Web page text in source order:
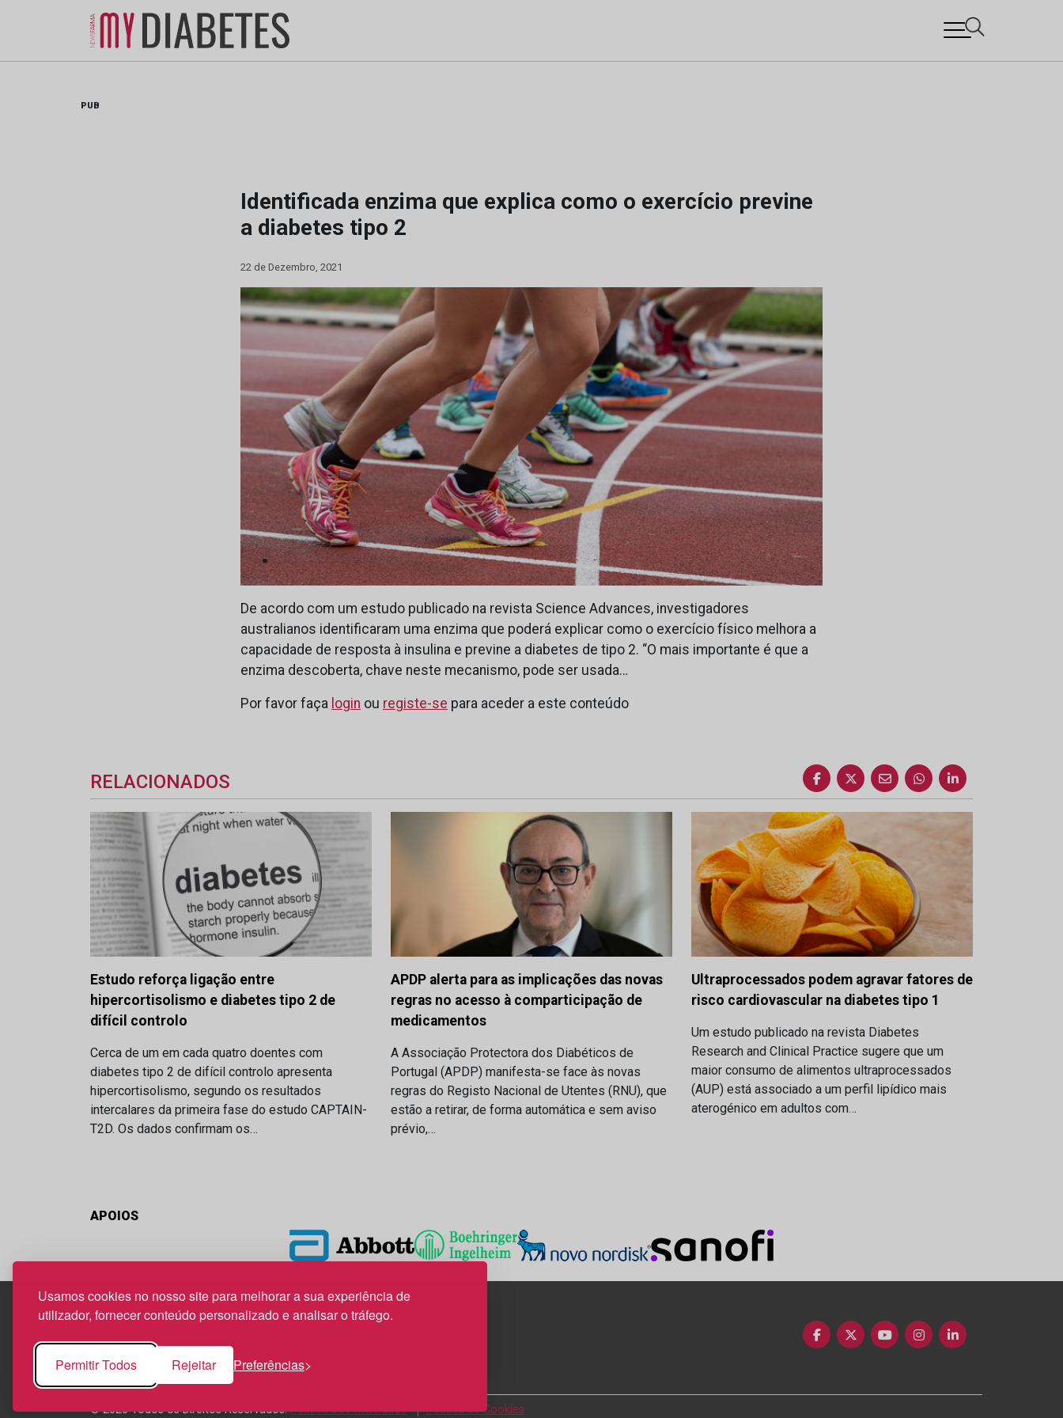
Usamos cookies no nosso site para melhorar a sua experiência de
utilizador, fornecer conteúdo personalizado e analisar o tráfego.
Permitir Todos Rejeitar Preferências
PUB
Identificada enzima que explica como o exercício previne
a diabetes tipo 2
22 de Dezembro, 2021
De acordo com um estudo publicado na revista Science Advances, investigadores
australianos identificaram uma enzima que poderá explicar como o exercício físico melhora a
capacidade de resposta à insulina e previne a diabetes de tipo 2. “O mais importante é que a
enzima descoberta, chave neste mecanismo, pode ser usada…
Por favor faça login ou registe-se para aceder a este conteúdo
RELACIONADOS
Estudo reforça ligação entre
hipercortisolismo e diabetes tipo 2 de
difícil controlo
Cerca de um em cada quatro doentes com
diabetes tipo 2 de difícil controlo apresenta
hipercortisolismo, segundo os resultados
intercalares da primeira fase do estudo CAPTAIN-
T2D. Os dados confirmam os…
APDP alerta para as implicações das novas
regras no acesso à comparticipação de
medicamentos
A Associação Protectora dos Diabéticos de
Portugal (APDP) manifesta-se face às novas
regras do Registo Nacional de Utentes (RNU), que
estão a retirar, de forma automática e sem aviso
prévio,…
Ultraprocessados podem agravar fatores de
risco cardiovascular na diabetes tipo 1
Um estudo publicado na revista Diabetes
Research and Clinical Practice sugere que um
maior consumo de alimentos ultraprocessados
(AUP) está associado a um perfil lipídico mais
aterogénico em adultos com…
APOIOS
1800-282 Lisboa | Portugal
21 850 40 65
© 2026 Todos os Direitos Reservados.Política de Privacidade Política de Cookies